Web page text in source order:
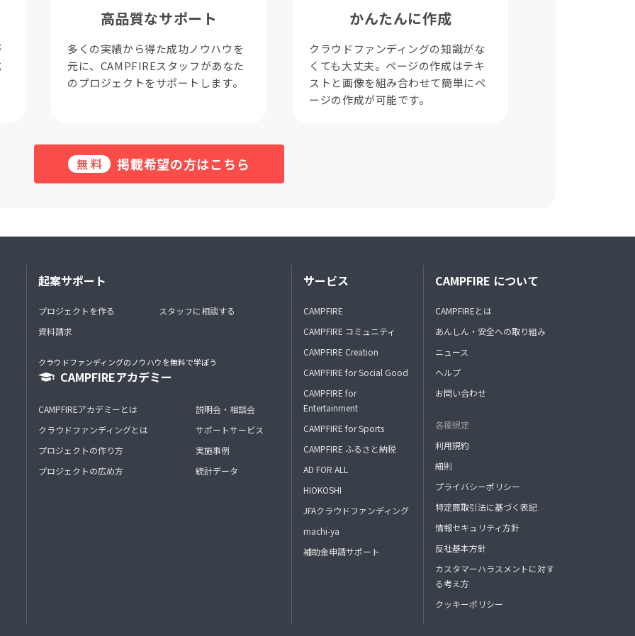
高品質なサポート
多くの実績から得た成功ノウハウを
元に、CAMPFIREスタッフがあなた
のプロジェクトをサポートします。
かんたんに作成
クラウドファンディングの知識がな
くても大丈夫。ページの作成はテキ
ストと画像を組み合わせて簡単にペ
ージの作成が可能です。
無料 掲載希望の方はこちら
起案サポート
プロジェクトを作る
資料請求
スタッフに相談する
クラウドファンディングのノウハウを無料で学ぼう
CAMPFIREアカデミー
CAMPFIREアカデミーとは
クラウドファンディングとは
プロジェクトの作り方
プロジェクトの広め方
説明会・相談会
サポートサービス
実施事例
統計データ
サービス
CAMPFIRE
CAMPFIRE コミュニティ
CAMPFIRE Creation
CAMPFIRE for Social Good
CAMPFIRE for
Entertainment
CAMPFIRE for Sports
CAMPFIRE ふるさと納税
AD FOR ALL
HIOKOSHI
JFAクラウドファンディング
machi-ya
補助金申請サポート
CAMPFIRE について
CAMPFIREとは
あんしん・安全への取り組み
ニュース
ヘルプ
お問い合わせ
各種規定
利用規約
細則
プライバシーポリシー
特定商取引法に基づく表記
情報セキュリティ方針
反社基本方針
カスタマーハラスメントに対す
る考え方
クッキーポリシー